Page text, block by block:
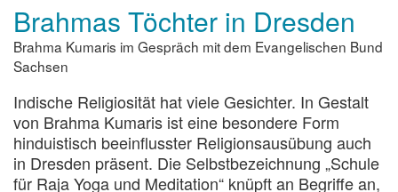
Präsident
der
USA?
Brahmas Töchter in Dresden
Brahma Kumaris im Gespräch mit dem Evangelischen Bund
Sachsen
Indische Religiosität hat viele Gesichter. In Gestalt
von Brahma Kumaris ist eine besondere Form
hinduistisch beeinflusster Religionsausübung auch
in Dresden präsent. Die Selbstbezeichnung „Schule
für Raja Yoga und Meditation“ knüpft an Begriffe an,